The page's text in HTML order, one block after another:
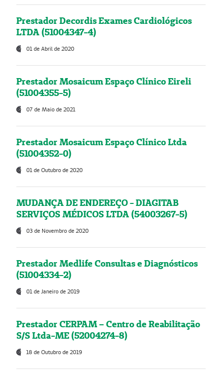
Prestador Decordis Exames Cardiológicos
LTDA (51004347-4)
01 de Abril de 2020
Prestador Mosaicum Espaço Clínico Eireli
(51004355-5)
07 de Maio de 2021
Prestador Mosaicum Espaço Clínico Ltda
(51004352-0)
01 de Outubro de 2020
MUDANÇA DE ENDEREÇO - DIAGITAB
SERVIÇOS MÉDICOS LTDA (54003267-5)
03 de Novembro de 2020
Prestador Medlife Consultas e Diagnósticos
(51004334-2)
01 de Janeiro de 2019
Prestador CERPAM – Centro de Reabilitação
S/S Ltda-ME (52004274-8)
18 de Outubro de 2019